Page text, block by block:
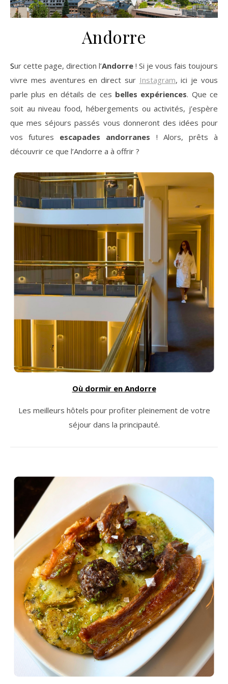
Andorre
Sur cette page, direction l’Andorre ! Si je vous fais toujours
vivre mes aventures en direct sur Instagram, ici je vous
parle plus en détails de ces belles expériences. Que ce
soit au niveau food, hébergements ou activités, j’espère
que mes séjours passés vous donneront des idées pour
vos futures escapades andorranes ! Alors, prêts à
découvrir ce que l’Andorre a à offrir ?
Où dormir en Andorre
Les meilleurs hôtels pour profiter pleinement de votre
séjour dans la principauté.